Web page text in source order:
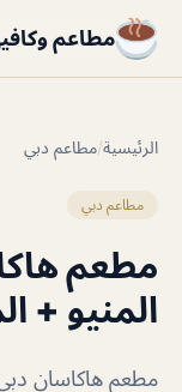
مطاعم
الرئيسية/مطاعم دبي
مطاعم دبي
مطعم
المنيو +
مطعم هاكاسان